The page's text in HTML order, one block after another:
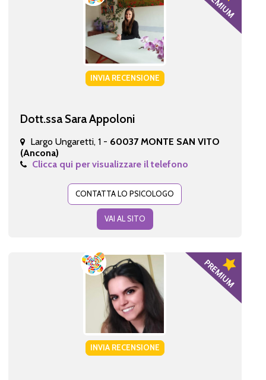
INVIA RECENSIONE
Dott.ssa Sara Appoloni
Largo Ungaretti, 1 - 60037 MONTE SAN VITO
(Ancona)
Clicca qui per visualizzare il telefono
CONTATTA LO PSICOLOGO
VAI AL SITO
INVIA RECENSIONE